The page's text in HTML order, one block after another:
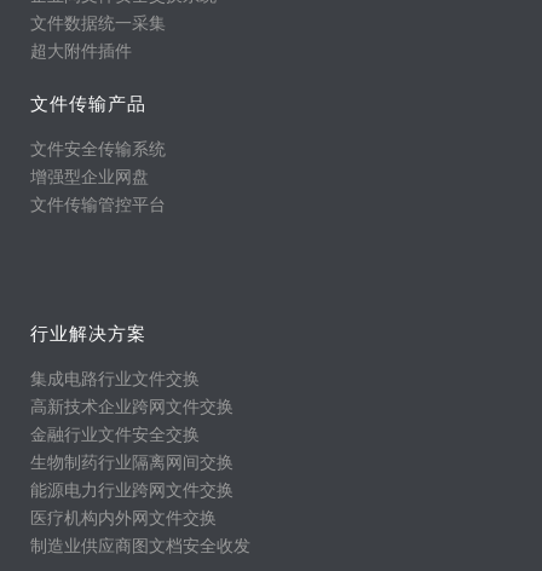
文件数据统一采集
超大附件插件
文件传输产品
文件安全传输系统
增强型企业网盘
文件传输管控平台
行业解决方案
集成电路行业文件交换
高新技术企业跨网文件交换
金融行业文件安全交换
生物制药行业隔离网间交换
能源电力行业跨网文件交换
医疗机构内外网文件交换
制造业供应商图文档安全收发